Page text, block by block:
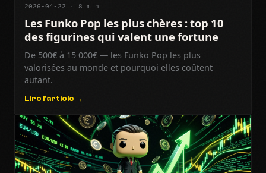
2026-04-22 · 8 min
Les Funko Pop les plus chères : top 10
des figurines qui valent une fortune
De 500€ à 15 000€ — les Funko Pop les plus
valorisées au monde et pourquoi elles coûtent
autant.
Lire l'article →